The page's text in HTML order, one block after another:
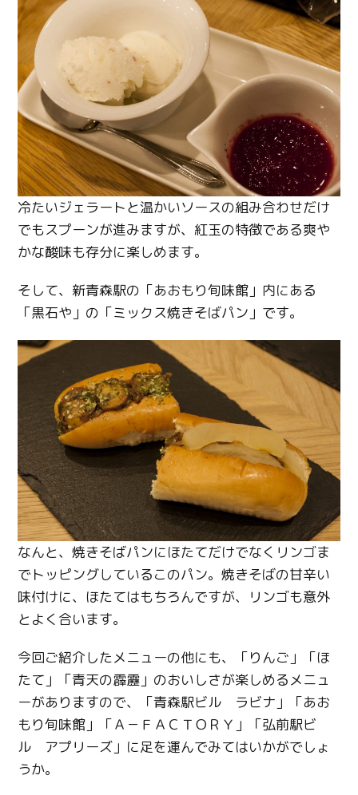
冷たいジェラートと温かいソースの組み合わせだけ
でもスプーンが進みますが、紅玉の特徴である爽や
かな酸味も存分に楽しめます。
そして、新青森駅の「あおもり旬味館」内にある
「黒石や」の「ミックス焼きそばパン」です。
なんと、焼きそばパンにほたてだけでなくリンゴま
でトッピングしているこのパン。焼きそばの甘辛い
味付けに、ほたてはもちろんですが、リンゴも意外
とよく合います。
今回ご紹介したメニューの他にも、「りんご」「ほ
たて」「青天の霹靂」のおいしさが楽しめるメニュ
ーがありますので、「青森駅ビル ラビナ」「あお
もり旬味館」「Ａ－ＦＡＣＴＯＲＹ」「弘前駅ビ
ル アプリーズ」に足を運んでみてはいかがでしょ
うか。
Twitter
Facebook
Line
Copy URL